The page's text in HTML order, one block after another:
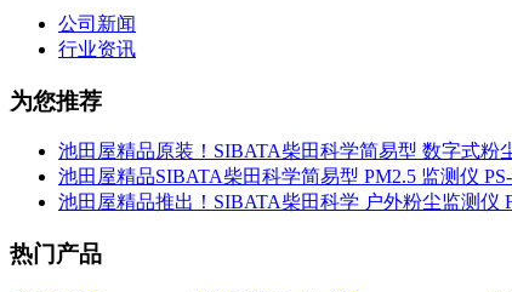
公司新闻
行业资讯
为您推荐
池田屋精品原装！SIBATA柴田科学简易型 数字式粉
池田屋精品SIBATA柴田科学简易型 PM2.5 监测仪
池田屋精品推出！SIBATA柴田科学 户外粉尘监测仪
热门产品